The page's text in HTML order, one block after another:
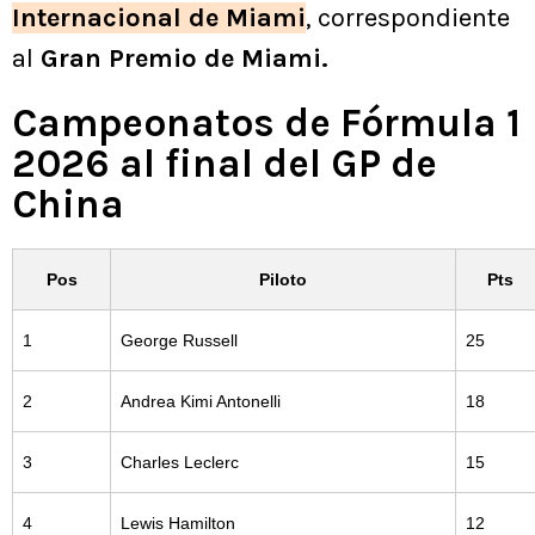
Internacional de Miami, correspondiente
al Gran Premio de Miami.
Campeonatos de Fórmula 1
2026 al final del GP de
China
Pos Piloto Pts
1 George Russell 25
2 Andrea Kimi Antonelli 18
3 Charles Leclerc 15
4 Lewis Hamilton 12